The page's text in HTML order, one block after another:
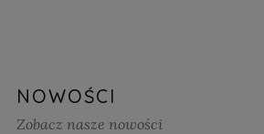
NOWOŚCI
Zobacz nasze nowości